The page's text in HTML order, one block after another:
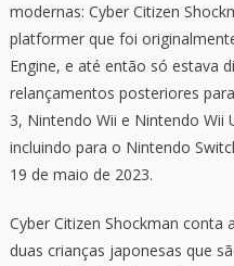
modernas: Cyber Citizen
platformer que foi
Engine, e até então só estava
relançamentos posteriores
3, Nintendo Wii e Nintendo Wii
incluindo para o Nintendo
19 de maio de 2023.
Cyber Citizen Shockman conta
duas crianças japonesas que